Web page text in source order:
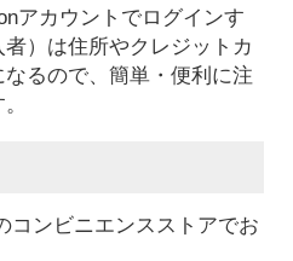
アカウントでログインす
）は住所やクレジットカ
るので、簡単・便利に注
コンビニエンスストアでお